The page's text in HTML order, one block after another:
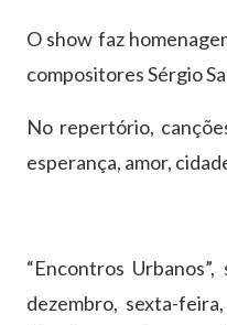
O show faz
compositores Sérgio
No repertório,
esperança, amor,
“Encontros
dezembro, sexta-